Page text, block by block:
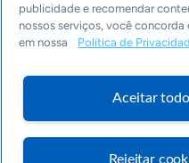
Economia & Política
Inovação &
Cultura
Arquivo
publicidade e recomendar
nossos serviços, você
em nossa
Política de
Aceitar
Rejeitar